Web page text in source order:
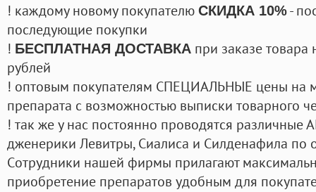
! каждому новому покупателю СКИДКА 10%-
последующие покупки
! БЕСПЛАТНАЯ ДОСТАВКА при заказе
рублей
! оптовым покупателям СПЕЦИАЛЬНЫЕ цены на
препарата с возможностью выписки товарного
! так же у нас постоянно проводятся
дженерики Левитры, Сиалиса и Силденафила по
Cотрудники нашей фирмы прилагают
приобретение препаратов удобным для